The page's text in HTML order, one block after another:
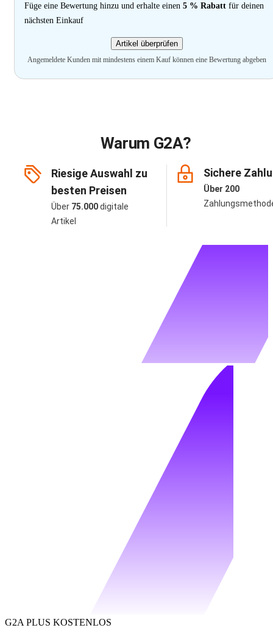
Füge eine Bewertung hinzu und erhalte einen 5 % Rabatt für deinen
nächsten Einkauf
Artikel überprüfen
Angemeldete Kunden mit mindestens einem Kauf können eine Bewertung abgeben
Warum G2A?
Riesige Auswahl zu
besten Preisen
Über 75.000digitale
Artikel
Sichere
Über 200
G2A PLUS KOSTENLOS